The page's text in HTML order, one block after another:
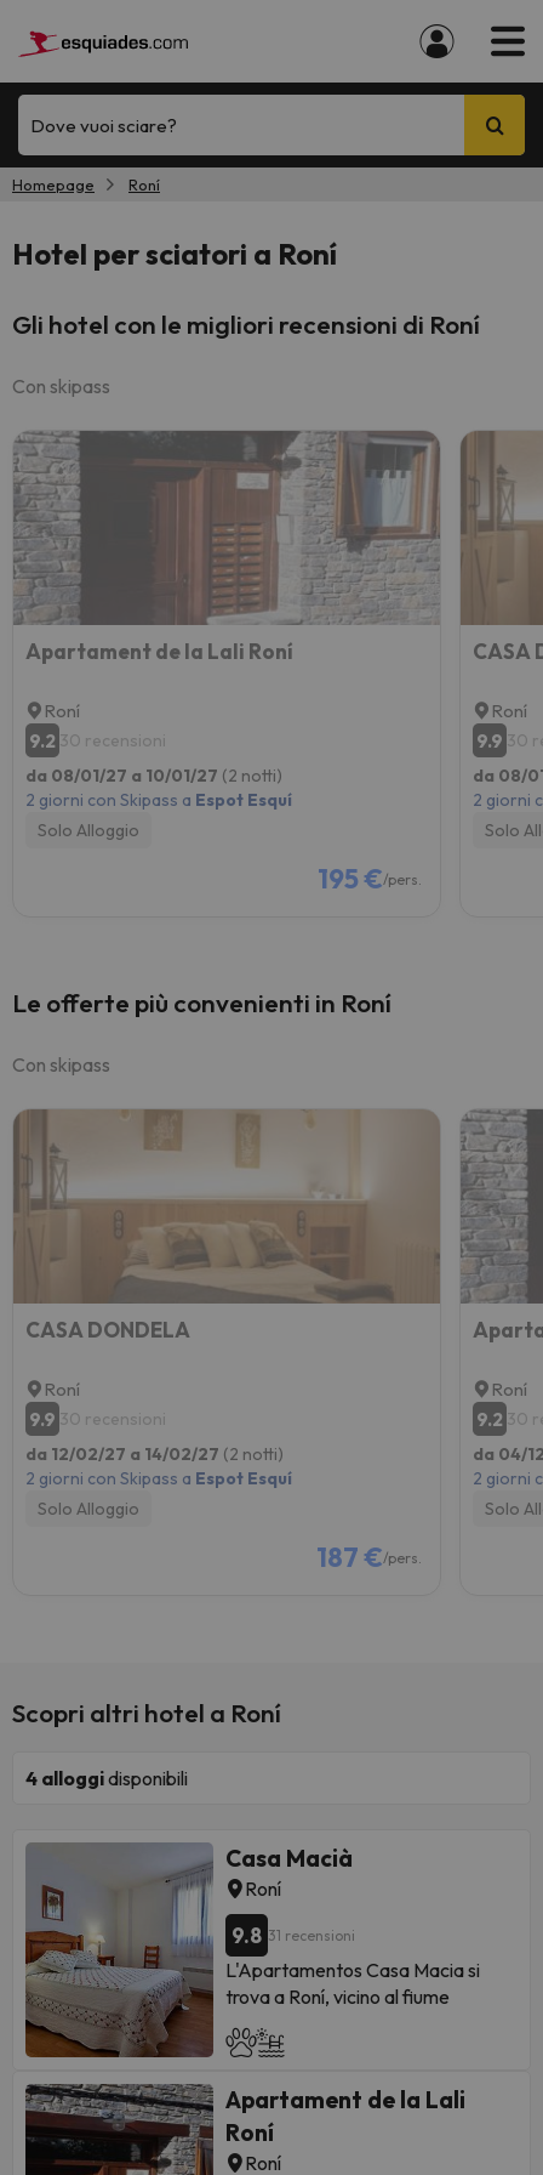
Dove vuoi sciare?
Homepage Roní
Hotel per sciatori a Roní
Gli hotel con le migliori recensioni di Roní
Con skipass
Apartament de la Lali Roní
Roní
9.2 30 recensioni
da 08/01/27 a 10/01/27 (2 notti)
2 giorni con Skipass a Espot Esquí
Solo Alloggio
195 €/pers.
CASA
Roní
9.9 30
da 08/
2 giorni
Solo
Le offerte più convenienti in Roní
Con skipass
CASA DONDELA
Roní
9.9 30 recensioni
da 12/02/27 a 14/02/27 (2 notti)
2 giorni con Skipass a Espot Esquí
Solo Alloggio
187 €/pers.
Roní
9.2 30
da 04/
2 giorni
Solo
Scopri altri hotel a Roní
4 alloggidisponibili
Casa Macià
Roní
9.8 31 recensioni
L'Apartamentos Casa Macia si
trova a Roní, vicino al fiume
Noguera Pallaresa. Questa casa di
campagna offre la connessione
dei Pirenei.
Le luminose camere dispongono di
TV a schermo piatto e bagno
Apartament de la Lali
Roní
Roní